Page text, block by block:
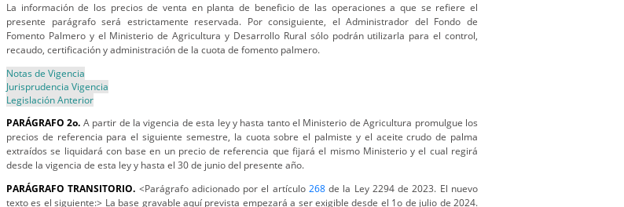
La información de los precios de venta en planta de beneficio de las operaciones a que se refiere el
presente parágrafo será estrictamente reservada. Por consiguiente, el Administrador del Fondo de
Fomento Palmero y el Ministerio de Agricultura y Desarrollo Rural sólo podrán utilizarla para el control,
recaudo, certificación y administración de la cuota de fomento palmero.
Notas de Vigencia
Jurisprudencia Vigencia
Legislación Anterior
PARÁGRAFO 2o. A partir de la vigencia de esta ley y hasta tanto el Ministerio de Agricultura promulgue los
precios de referencia para el siguiente semestre, la cuota sobre el palmiste y el aceite crudo de palma
extraídos se liquidará con base en un precio de referencia que fijará el mismo Ministerio y el cual regirá
desde la vigencia de esta ley y hasta el 30 de junio del presente año.
PARÁGRAFO TRANSITORIO. <Parágrafo adicionado por el artículo 268de la Ley 2294 de 2023. El nuevo
texto es el siguiente:> La base gravable aquí prevista empezará a ser exigible desde el 1o de julio de 2024.